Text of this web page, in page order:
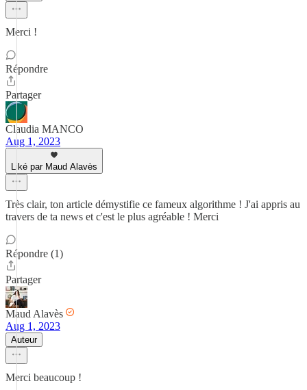
Merci !
Répondre
Partager
Claudia MANCO
Aug 1, 2023
Liké par Maud Alavès
Très clair, ton article démystifie ce fameux algorithme ! J'ai appris au
travers de ta news et c'est le plus agréable ! Merci
Répondre (1)
Partager
Maud Alavès
Aug 1, 2023
Auteur
Merci beaucoup !